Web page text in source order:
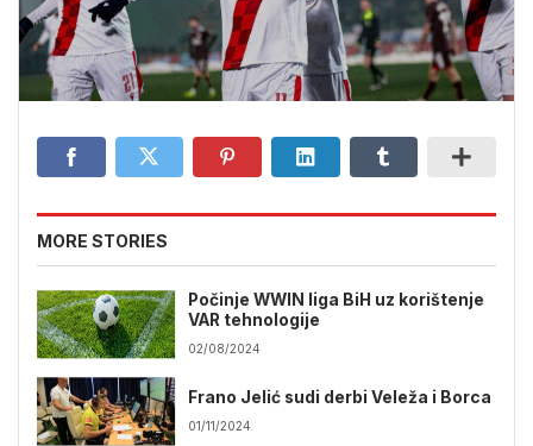
MORE STORIES
Počinje WWIN liga BiH uz korištenje
VAR tehnologije
02/08/2024
Frano Jelić sudi derbi Veleža i Borca
01/11/2024